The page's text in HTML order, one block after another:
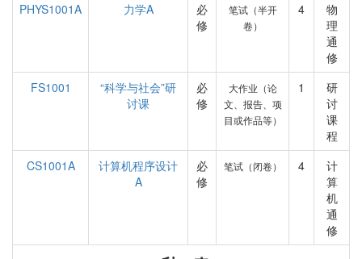
PHYS1001A
力学A
必
修
笔试（半开
卷）
4
物
理
通
修
FS1001
“科学与社会”研
讨课
必
修
大作业（论
文、报告、项
目或作品等）
1
研
讨
课
程
CS1001A
计算机程序设计
A
必
修
笔试（闭卷） 4
计
算
机
通
修